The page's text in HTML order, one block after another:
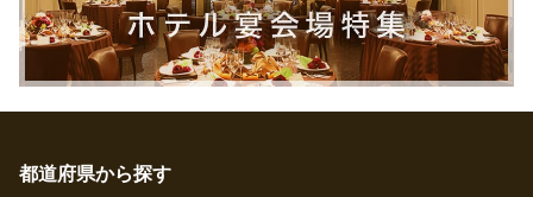
都道府県から探す